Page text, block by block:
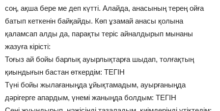
соң, ақша бере ме деп күтті. Алайда, анасының терең ойға
батып кеткенін байқайды. Көп ұзамай анасы қолына
қаламсап алды да, парақты теріс айналдырып мынаны
жазуға кірісті:
Тоғыз ай бойы барлық ауырлықтарға шыдап, толғақтың
қиындығын бастан өткердім: ТЕГІН
Түні бойы жылағаныңда ұйықтамадым, ауырғаныңда
дәрігерге апардым, үнемі жаныңда болдым: ТЕГІН